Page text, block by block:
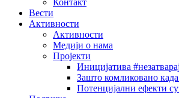
Контакт
Вести
Активности
Активности
Медији о нама
Пројекти
Иницијатива #незатварај
Зашто комликовано
Потенцијални ефекти